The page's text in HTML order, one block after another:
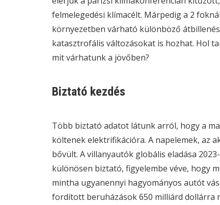
felmelegedési klímacélt. Márpedig a 2
környezetben várható különböző
katasztrofális változásokat is hozhat. Hol
mit várhatunk a jövőben?
Biztató kezdés
Több biztató adatot látunk arról, hogy a
költenek elektrifikációra. A napelemek, az
bővült. A villanyautók globális eladása
különösen biztató, figyelembe véve, hogy
mintha ugyanennyi hagyományos autót
fordított beruházások 650 milliárd dollárra